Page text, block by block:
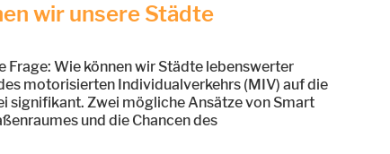
wir unsere Städte
Frage: Wie können wir Städte lebenswerter
motorisierten Individualverkehrs (MIV) auf die
signifikant. Zwei mögliche Ansätze von Smart
und die Chancen des